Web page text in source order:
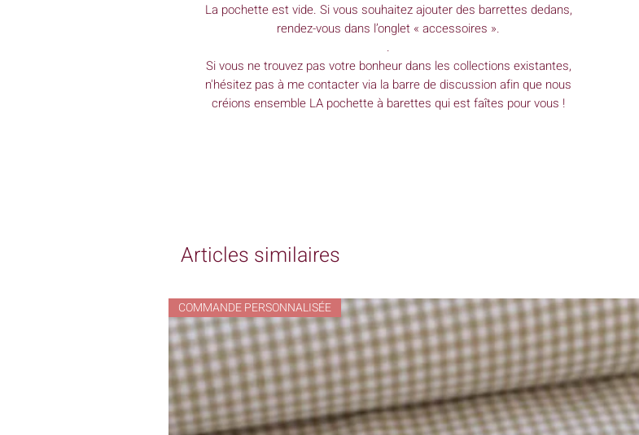
La pochette est vide. Si vous souhaitez ajouter des barrettes dedans,
rendez-vous dans l’onglet « accessoires ».
.
Si vous ne trouvez pas votre bonheur dans les collections existantes,
n'hésitez pas à me contacter via la barre de discussion afin que nous
créions ensemble LA pochette à barettes qui est faîtes pour vous !
Articles similaires
COMMANDE PERSONNALISÉE